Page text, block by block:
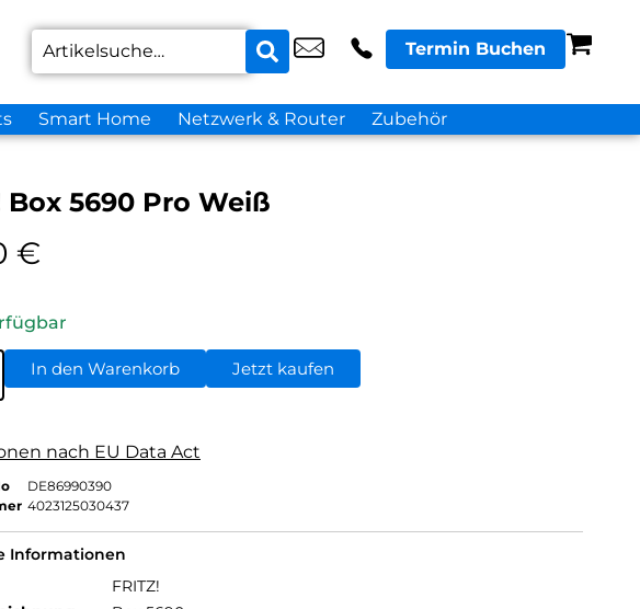
Termin Buchen
Smart Home Netzwerk & Router Zubehör
Box 5690 Pro Weiß
€
In den Warenkorb Jetzt kaufen
nach EU Data Act
DE86990390
4023125030437
Informationen
FRITZ!